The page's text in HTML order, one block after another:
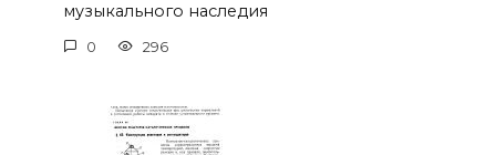
музыкального наследия
0 296